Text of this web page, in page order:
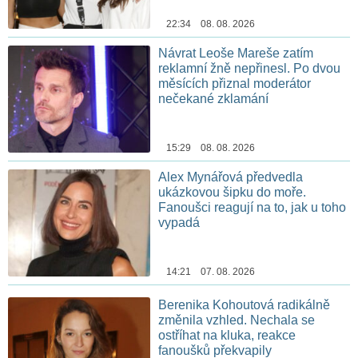
22:34 08. 08. 2026
Návrat Leoše Mareše zatím
reklamní žně nepřinesl. Po dvou
měsících přiznal moderátor
nečekané zklamání
15:29 08. 08. 2026
Alex Mynářová předvedla
ukázkovou šipku do moře.
Fanoušci reagují na to, jak u toho
vypadá
14:21 07. 08. 2026
Berenika Kohoutová radikálně
změnila vzhled. Nechala se
ostříhat na kluka, reakce
fanoušků překvapily